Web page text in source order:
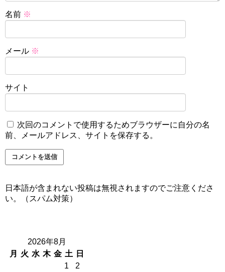
名前 ※
メール ※
サイト
次回のコメントで使用するためブラウザーに自分の名
前、メールアドレス、サイトを保存する。
日本語が含まれない投稿は無視されますのでご注意くださ
い。（スパム対策）
2026年8月
月
火 水 木 金 土
日
1
2